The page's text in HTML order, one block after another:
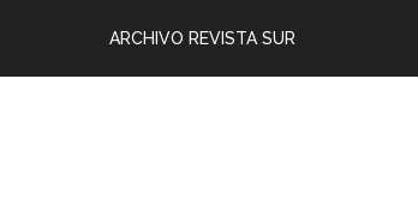
ARCHIVO REVISTA SUR